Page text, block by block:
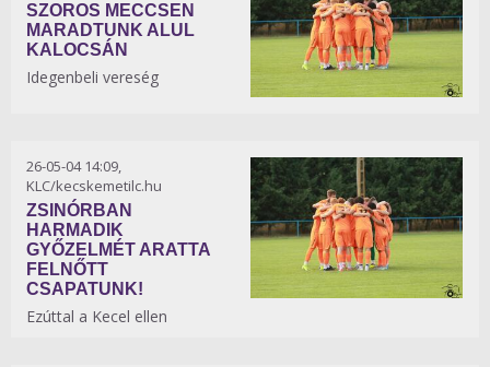
SZOROS MECCSEN
MARADTUNK ALUL
KALOCSÁN
Idegenbeli vereség
26-05-04 14:09,
KLC/kecskemetilc.hu
ZSINÓRBAN
HARMADIK
GYŐZELMÉT ARATTA
FELNŐTT
CSAPATUNK!
Ezúttal a Kecel ellen